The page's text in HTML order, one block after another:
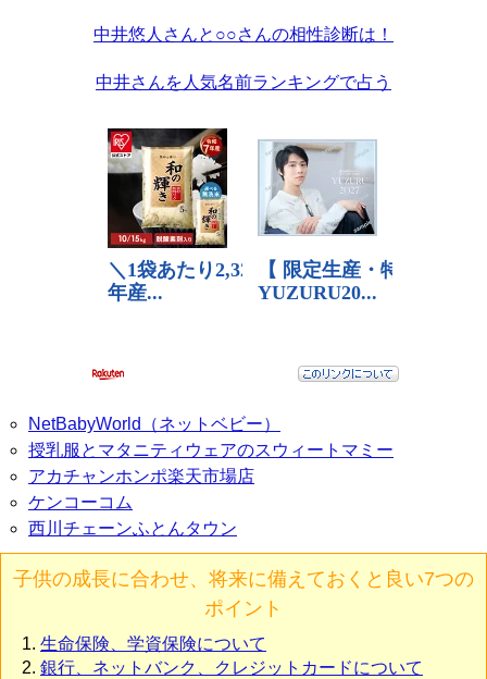
中井悠人さんと○○さんの相性診断は！
中井さんを人気名前ランキングで占う
NetBabyWorld（ネットベビー）
授乳服とマタニティウェアのスウィートマミー
アカチャンホンポ楽天市場店
ケンコーコム
西川チェーンふとんタウン
子供の成長に合わせ、将来に備えておくと良い7つの
ポイント
生命保険、学資保険について
銀行、ネットバンク、クレジットカードについて